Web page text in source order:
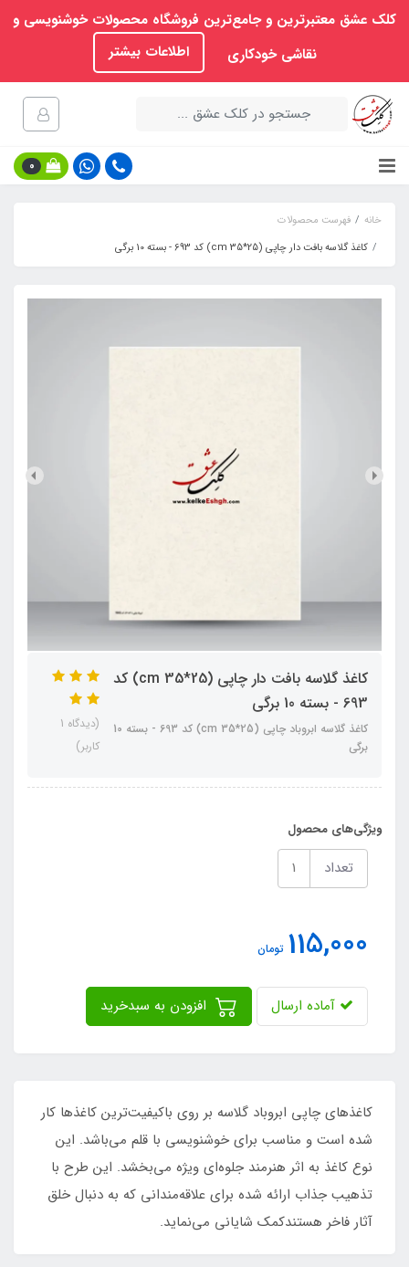
کلک عشق معتبرترین و جامع‌ترین فروشگاه محصولات خوشنویسی و
نقاشی خودکاری
اطلاعات بیشتر
0
خانه
فهرست محصولات
کاغذ گلاسه بافت دار چاپی (25*35 cm) کد 693 - بسته 10 برگی
کاغذ گلاسه بافت دار چاپی (25*35 cm) کد
693 - بسته 10 برگی
کاغذ گلاسه ابروباد چاپی (25*35 cm) کد 693 - بسته 10
برگی
(دیدگاه 1
کاربر)
ویژگی‌های محصول
تعداد
115,000 تومان
آماده ارسال
کاغذهای چاپی ابروباد گلاسه بر روی باکیفیت‌ترین کاغذها کار
شده است و مناسب برای خوشنویسی با قلم می‌باشد. این
نوع کاغذ به اثر هنرمند جلوه‌ای ویژه می‌بخشد. این طرح با
تذهیب جذاب ارائه شده برای علاقه‌مندانی که به دنبال خلق
آثار فاخر هستندکمک شایانی می‌نماید.